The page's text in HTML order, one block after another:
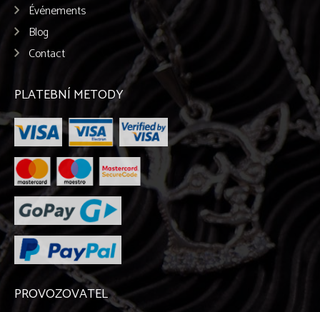
Événements
Blog
Contact
PLATEBNÍ METODY
PROVOZOVATEL